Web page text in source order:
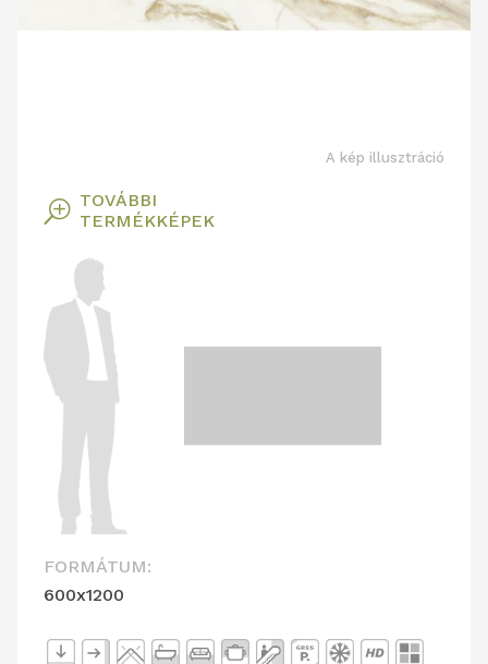
A kép illusztráció
T TOVÁBBI
TERMÉKKÉPEK
FORMÁTUM:
600x1200